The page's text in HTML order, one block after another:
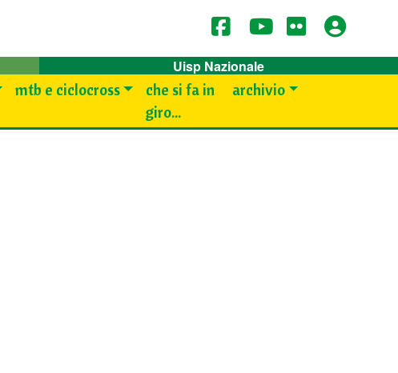
Uisp Nazionale
mtb e ciclocross
che si fa in
giro...
archivio